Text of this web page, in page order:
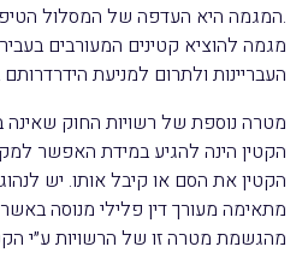
.המגמה היא העדפה של המסלול
מגמה להוציא קטינים המעורבים
העבריינות ולתרום למניעת
מטרה נוספת של רשויות החוק
הקטין הינה להגיע במידת האפשר
הקטין את הסם או קיבל אותו. יש
מתאימה מעורך דין פלילי מנוסה
מהגשמת מטרה זו של הרשויות ע״י